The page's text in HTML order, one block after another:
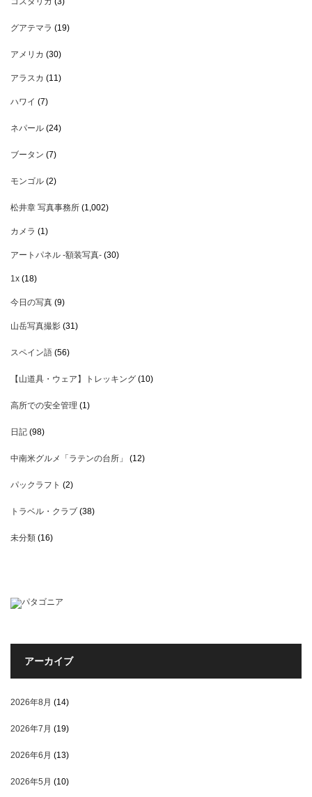
グアテマラ (19)
アメリカ (30)
アラスカ (11)
ハワイ (7)
ネパール (24)
ブータン (7)
モンゴル (2)
松井章 写真事務所 (1,002)
カメラ (1)
アートパネル -額装写真- (30)
1x (18)
今日の写真 (9)
山岳写真撮影 (31)
スペイン語 (56)
【山道具・ウェア】トレッキング (10)
高所での安全管理 (1)
日記 (98)
中南米グルメ「ラテンの台所」 (12)
パックラフト (2)
トラベル・クラブ (38)
未分類 (16)
アーカイブ
2026年8月 (14)
2026年7月 (19)
2026年6月 (13)
2026年5月 (10)